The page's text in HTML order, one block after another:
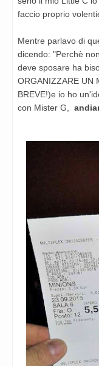
faccio proprio
Mentre parlavo di
dicendo: "Perchè
deve sposare ha
ORGANIZZARE UN
BREVE!)e io ho
con Mister G,